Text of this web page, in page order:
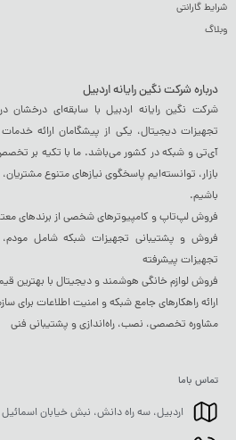
شرایط گارانتی
وبلاگ
درباره شرکت نگین رایانه اردبیل
شرکت نگین رایانه اردبیل با سابقه‌ای درخشان
تجهیزات دیجیتال، یکی از پیشگامان ارائه
آی‌تی و شبکه در کشور می‌باشد. ما با تکیه بر
بازار، توانسته‌ایم پاسخگوی نیازهای متنوع
باشیم.
فروش لپ‌تاپ و کامپیوترهای شخصی از برندهای
فروش و پشتیبانی تجهیزات شبکه شامل
تجهیزات پیشرفته
فروش لوازم خانگی هوشمند و دیجیتال با
ارائه راهکارهای جامع شبکه و امنیت اطلاعات برای
مشاوره تخصصی، نصب، راه‌اندازی و پشتیبانی فنی
تماس باما
اردبیل، سه راه دانش، نبش خیابان